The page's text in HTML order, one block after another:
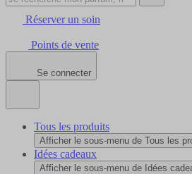
Réserver un soin
Points de vente
Se connecter
Tous les produits
Afficher le sous-menu de Tous les
Idées cadeaux
Afficher le sous-menu de Idées